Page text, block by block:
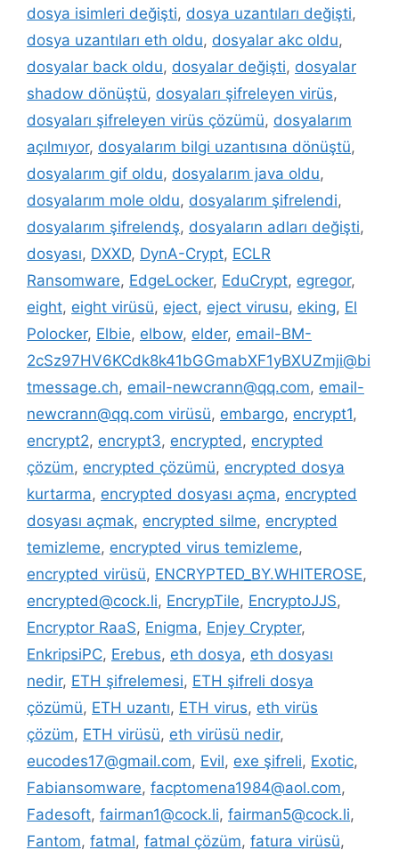
dosya isimleri değişti, dosya uzantıları değişti,
dosya uzantıları eth oldu, dosyalar akc oldu,
dosyalar back oldu, dosyalar değişti, dosyalar
shadow dönüştü, dosyaları şifreleyen virüs,
dosyaları şifreleyen virüs çözümü, dosyalarım
açılmıyor, dosyalarım bilgi uzantısına dönüştü,
dosyalarım gif oldu, dosyalarım java oldu,
dosyalarım mole oldu, dosyalarım şifrelendi,
dosyalarım şifrelendş, dosyaların adları değişti,
dosyası, DXXD, DynA-Crypt, ECLR
Ransomware, EdgeLocker, EduCrypt, egregor,
eight, eight virüsü, eject, eject virusu, eking, El
Polocker, Elbie, elbow, elder, email-BM-
2cSz97HV6KCdk8k41bGGmabXF1yBXUZmji@bi
tmessage.ch, email-newcrann@qq.com, email-
newcrann@qq.com virüsü, embargo, encrypt1,
encrypt2, encrypt3, encrypted, encrypted
çözüm, encrypted çözümü, encrypted dosya
kurtarma, encrypted dosyası açma, encrypted
dosyası açmak, encrypted silme, encrypted
temizleme, encrypted virus temizleme,
encrypted virüsü, ENCRYPTED_BY.WHITEROSE,
encrypted@cock.li, EncrypTile, EncryptoJJS,
Encryptor RaaS, Enigma, Enjey Crypter,
EnkripsiPC, Erebus, eth dosya, eth dosyası
nedir, ETH şifrelemesi, ETH şifreli dosya
çözümü, ETH uzantı, ETH virus, eth virüs
çözüm, ETH virüsü, eth virüsü nedir,
eucodes17@gmail.com, Evil, exe şifreli, Exotic,
Fabiansomware, facptomena1984@aol.com,
Fadesoft, fairman1@cock.li, fairman5@cock.li,
Fantom, fatmal, fatmal çözüm, fatura virüsü,